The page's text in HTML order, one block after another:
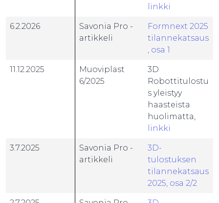
linkki
6.2.2026
Savonia Pro -
artikkeli
Formnext 2025
tilannekatsaus
, osa 1
11.12.2025
Muoviplast
6/2025
3D
Robottitulostu
s yleistyy
haasteista
huolimatta,
linkki
3.7.2025
Savonia Pro -
artikkeli
3D-
tulostuksen
tilannekatsaus
2025, osa 2/2